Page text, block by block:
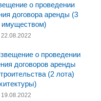
о проведении
договора аренды (3
имуществом)
о проведении
договоров аренды
(2 лота)